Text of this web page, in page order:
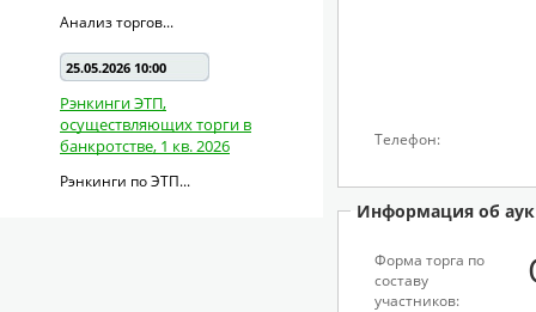
Анализ торгов...
25.05.2026 10:00
Рэнкинги ЭТП,
осуществляющих торги в
банкротстве, 1 кв. 2026
Рэнкинги по ЭТП...
Телефон:
Информация об
Форма торга по
составу
участников: